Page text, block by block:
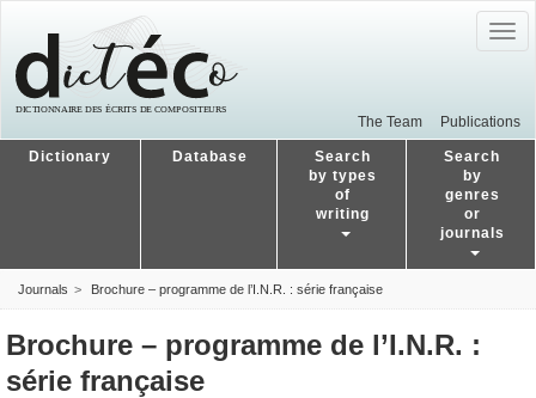
The Team Publications
Dictionary Database
Search
by types
of
writing
Search
by
genres
or
journals
Journals Brochure – programme de l’I.N.R. : série française
Brochure – programme de l’I.N.R. :
série française